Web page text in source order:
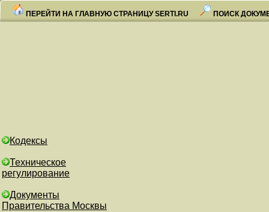
ПЕРЕЙТИ НА ГЛАВНУЮ СТРАНИЦУ SERTI.RU ПОИСК
Кодексы
Техническое
регулирование
Документы
Правительства Москвы